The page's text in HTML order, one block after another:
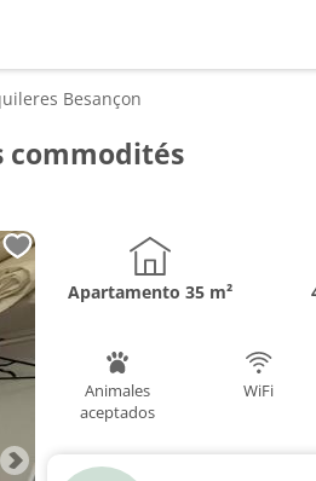
Besançon
commodités
Apartamento 35 m²
Animales
aceptados
WiFi